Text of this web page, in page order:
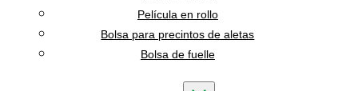
Película en rollo
Bolsa para precintos de aletas
Bolsa de fuelle